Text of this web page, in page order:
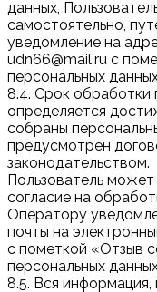
данных,
самостоятельно,
уведомление на
udn66@mail.ru с
персональных
8.4. Срок обработки
определяется
собраны
предусмотрен
законодательством.
Пользователь
согласие на
Оператору
почты на
с пометкой «Отзыв
персональных
8.5. Вся